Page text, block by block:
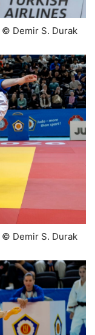
© Demir S. Durak
© Demir S. Durak